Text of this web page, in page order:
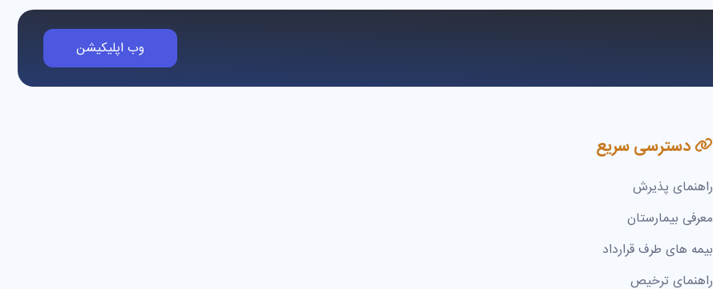
وب اپلیکیشن
دسترسی سریع
راهنمای پذیرش
معرفی بیمارستان
بیمه های طرف قرارداد
راهنمای ترخیص